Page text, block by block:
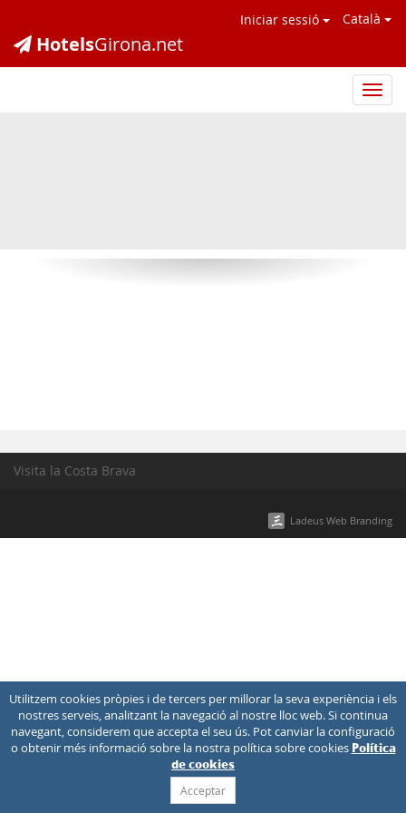
Utilitzem cookies pròpies i de tercers per millorar la seva experiència i els
nostres serveis, analitzant la navegació al nostre lloc web. Si continua
navegant, considerem que accepta el seu ús. Pot canviar la configuració
o obtenir més informació sobre la nostra política sobre cookies Política
de cookies
Català
Iniciar sessió
HotelsGirona.net
Visita la Costa Brava
Ladeus Web Branding